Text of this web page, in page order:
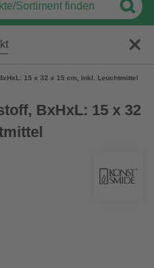
15 x 32 x 15 cm, inkl. Leuchtmittel
BxHxL: 15 x 32